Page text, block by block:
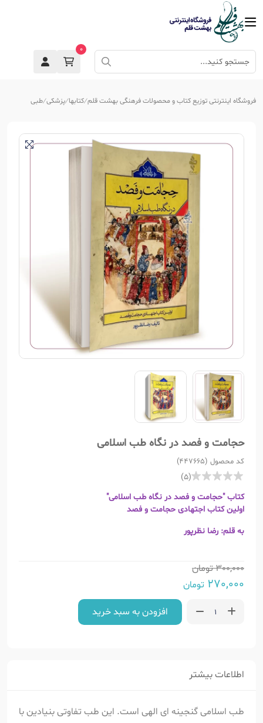
0
فروشگاه اینترنتی توزیع کتاب و محصولات فرهنگی بهشت قلم کتابها پزشکی طبی
حجامت و فصد در نگاه طب اسلامی
کد محصول (447665)
(5)
کتاب "حجامت و فصد در نگاه طب اسلامی"
اولین کتاب اجتهادی حجامت و فصد
به قلم: رضا نظرپور
300,000تومان
270,000 تومان
افزودن به سبد خرید
اطلاعات بیشتر
طب اسلامی گنجینه ای الهی است. این طب تفاوتی بنیادین با